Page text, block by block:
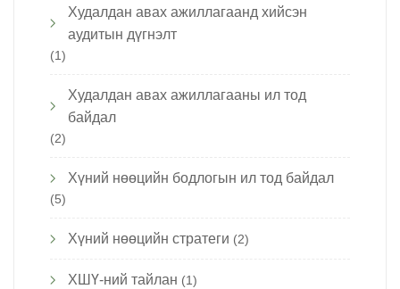
Худалдан авах ажиллагаанд хийсэн
аудитын дүгнэлт
(1)
Худалдан авах ажиллагааны ил тод
байдал
(2)
Хүний нөөцийн бодлогын ил тод байдал
(5)
Хүний нөөцийн стратеги (2)
ХШҮ-ний тайлан (1)